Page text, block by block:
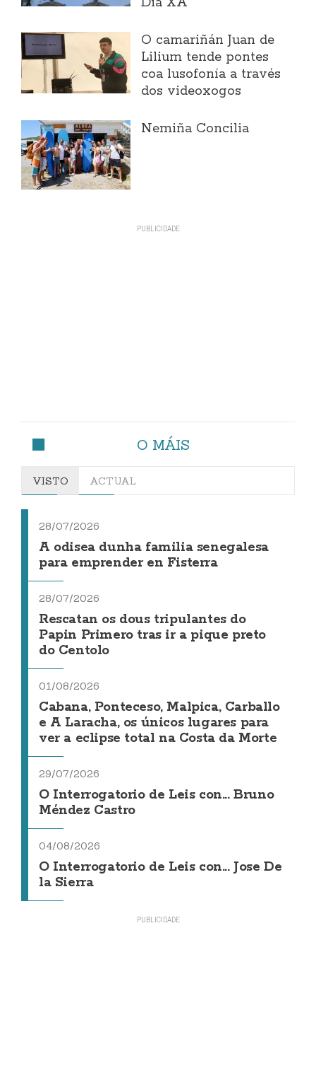
O camariñán Juan de
Lilium tende pontes
coa lusofonía a través
dos videoxogos
Nemiña Concilia
O MÁIS
VISTO ACTUAL
28/07/2026
A odisea dunha familia senegalesa
para emprender en Fisterra
28/07/2026
Rescatan os dous tripulantes do
Papin Primero tras ir a pique preto
do Centolo
01/08/2026
Cabana, Ponteceso, Malpica, Carballo
e A Laracha, os únicos lugares para
ver a eclipse total na Costa da Morte
29/07/2026
O Interrogatorio de Leis con... Bruno
Méndez Castro
04/08/2026
O Interrogatorio de Leis con... Jose De
la Sierra